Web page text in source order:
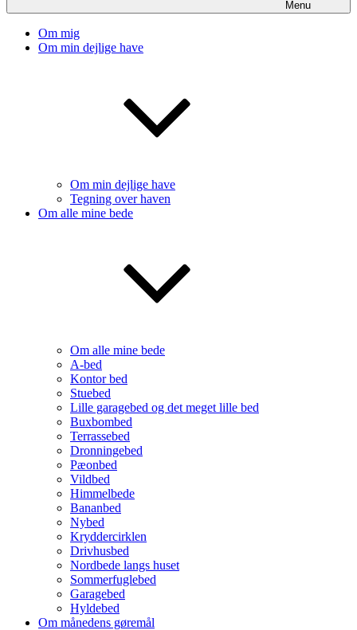
Menu
Om mig
Om min dejlige have
Om min dejlige have
Tegning over haven
Om alle mine bede
Om alle mine bede
A-bed
Kontor bed
Stuebed
Lille garagebed og det meget lille bed
Buxbombed
Terrassebed
Dronningebed
Pæonbed
Vildbed
Himmelbede
Bananbed
Nybed
Kryddercirklen
Drivhusbed
Nordbede langs huset
Sommerfuglebed
Garagebed
Hyldebed
Om månedens gøremål